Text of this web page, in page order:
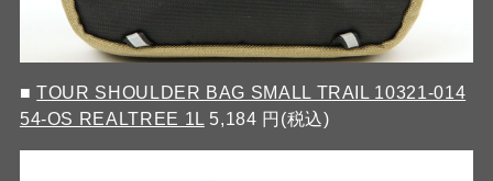
■TOUR SHOULDER BAG SMALL TRAIL 10321-014
54-OS REALTREE 1L 5,184 円(税込)